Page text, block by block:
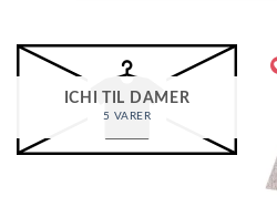
ICHI TIL DAMER
5 VARER